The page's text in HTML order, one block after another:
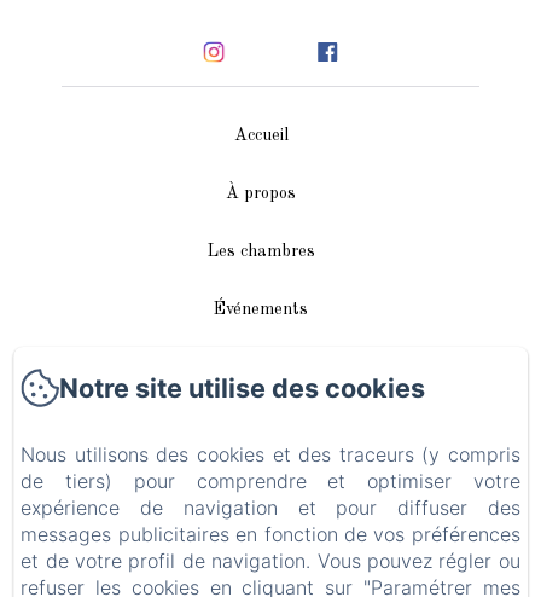
Accueil
À propos
Les chambres
Événements
Plan du site
Blog
Notre site utilise des cookies
Nous utilisons des cookies et des traceurs (y compris
de tiers) pour comprendre et optimiser votre
expérience de navigation et pour diffuser des
messages publicitaires en fonction de vos préférences
et de votre profil de navigation. Vous pouvez régler ou
refuser les cookies en cliquant sur "Paramétrer mes